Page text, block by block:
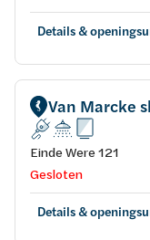
Details &
Van Marcke
Einde Were 121
Gesloten
Details &